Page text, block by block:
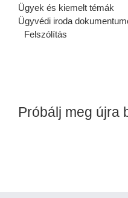
Próbálj meg újra
Ügyek és kiemelt témák
Ügyvédi iroda
Felszólítás